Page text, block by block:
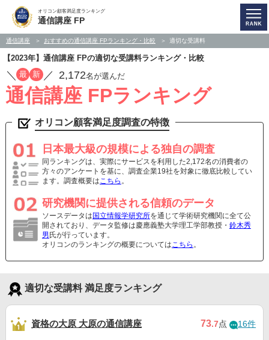
オリコン顧客満足度ランキング
通信講座 FP
通信講座 おすすめの通信講座 FPランキング・比較 適切な受講料
【2023年】通信講座 FPの適切な受講料ランキング・比較
／ 最 新 ／ 2,172名が選んだ
通信講座 FPランキング
オリコン顧客満足度調査の特徴
日本最大級の規模による独自の調査
同ランキングは、実際にサービスを利用した2,172名の消費者の
方々のアンケートを基に、調査企業19社を対象に徹底比較してい
ます。調査概要はこちら 。
研究機関に提供される信頼のデータ
ソースデータは 国立情報学研究所を通じて学術研究機関に全て公
開されており、データ監修は慶應義塾大学理工学部教授・ 鈴木秀
男 氏が行っています。
オリコンのランキングの概要についてはこちら 。
適切な受講料 満足度ランキング
資格の大原 大原の通信講座 73.7点 16件